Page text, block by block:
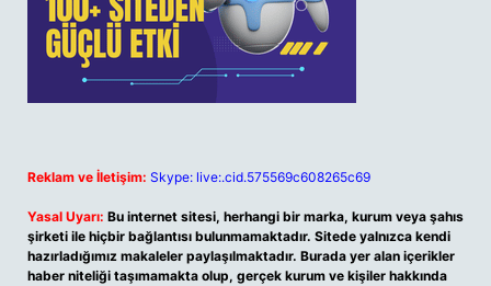
Reklam ve İletişim: Skype: live:.cid.575569c608265c69
Yasal Uyarı: Bu internet sitesi, herhangi bir marka, kurum veya şahıs
şirketi ile hiçbir bağlantısı bulunmamaktadır. Sitede yalnızca kendi
hazırladığımız makaleler paylaşılmaktadır. Burada yer alan içerikler
haber niteliği taşımamakta olup, gerçek kurum ve kişiler hakkında